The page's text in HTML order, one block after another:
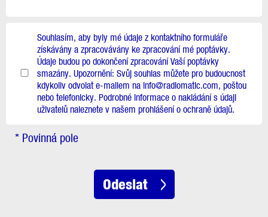
Souhlasím, aby byly mé údaje z kontaktního formuláře
získávány a zpracovávány ke zpracování mé poptávky.
Údaje budou po dokončení zpracování Vaší poptávky
smazány. Upozornění: Svůj souhlas můžete pro budoucnost
kdykoliv odvolat e-mailem na info@radiomatic.com, poštou
nebo telefonicky. Podrobné informace o nakládání s údaji
uživatelů naleznete v našem prohlášení o ochraně údajů.
* Povinná pole
Odeslat